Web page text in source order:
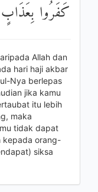
كَفَرُوا بِعَذَابٍ
Allah dan
hari haji akbar
Nya berlepas
jika kamu
itu lebih
maka
tidak dapat
kepada orang-
siksa